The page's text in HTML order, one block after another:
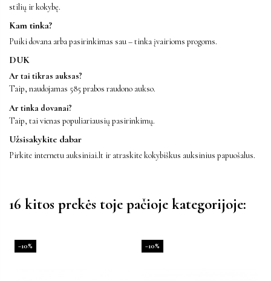
stilių ir kokybę.
Kam tinka?
Puiki dovana arba pasirinkimas sau – tinka įvairioms progoms.
DUK
Ar tai tikras auksas?
Taip, naudojamas 585 prabos raudono aukso.
Ar tinka dovanai?
Taip, tai vienas populiariausių pasirinkimų.
Užsisakykite dabar
Pirkite internetu auksiniai.lt ir atraskite kokybiškus auksinius papuošalus.
16 kitos prekės toje pačioje kategorijoje:
−10% −10%